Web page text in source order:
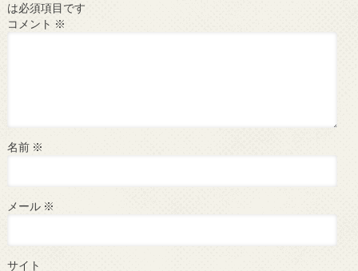
は必須項目です
コメント ※
名前 ※
メール ※
サイト